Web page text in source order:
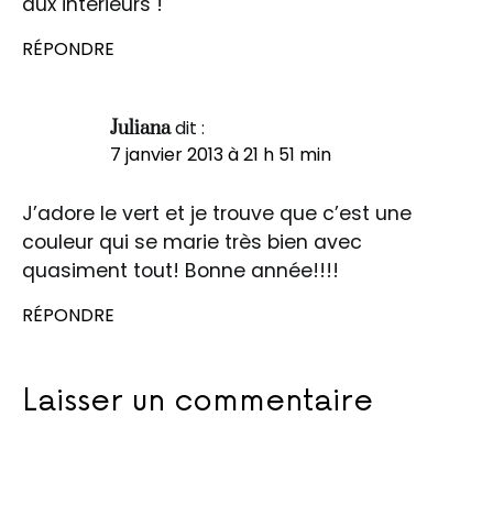
RÉPONDRE
Julianadit :
7 janvier 2013 à 21 h 51 min
J’adore le vert et je trouve que c’est une
couleur qui se marie très bien avec
quasiment tout! Bonne année!!!!
RÉPONDRE
Laisser un commentaire